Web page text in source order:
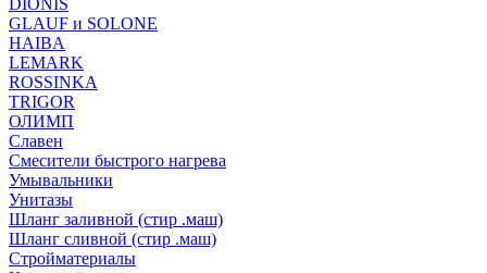
DIONIS
GLAUF и SOLONE
HAIBA
LEMARK
ROSSINKA
TRIGOR
ОЛИМП
Славен
Смесители быстрого нагрева
Умывальники
Унитазы
Шланг заливной (стир .маш)
Шланг сливной (стир .маш)
Стройматериалы